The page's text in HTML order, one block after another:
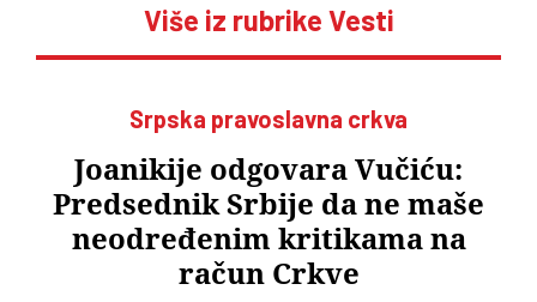
Više iz rubrike Vesti
Srpska pravoslavna crkva
Joanikije odgovara Vučiću:
Predsednik Srbije da ne maše
neodređenim kritikama na
račun Crkve